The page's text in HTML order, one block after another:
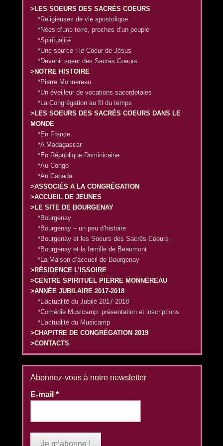
>LES SOEURS DES SACRÉS COEURS
*Religieuses de vie apostolique
*Nées d’une terre, proches d’un peuple
*Spiritualité
*Une source : le Coeur de Jésus
*Devenir soeur des Sacrés Coeurs
>NOTRE HISTOIRE
*Pierre Monnereau
*Un éveilleur de vocations sacerdotales
*La Congrégation au fil du temps
>LES SOEURS DES SACRÉS COEURS DANS LE
MONDE
*En France
*A Madagascar
*En République Dominicaine
*Au Congo
*Au Canada
>ASSOCIÉS A LA CONGRÉGATION
>ACCUEIL DE JEUNES
>LE SITE DE BOURGENAY
*Bourgenay
*Bourgenay – un peu d’histoire
*Bourgenay et les Soeurs des Sacrés Coeurs
*Bourgenay et la famille de Beaumont
*La Maison d’accueil de Bourgenay
>RÉSIDENCE L’ISSOIRE
>CENTRE SPIRITUEL PIERRE MONNEREAU
>ANNÉE JUBILAIRE 2017-2018
*L’actualité du Jubilé 2017-2018
*Comédie Musicamp: présentation et inscriptions
*L’actualité du Musicamp
>CHAPITRE DE CONGRÉGATION 2019
>CONTACTS
Abonnez-vous à notre newsletter
E-mail*